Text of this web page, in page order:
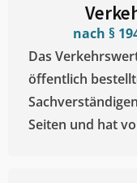
nach §
Das
öffentlich
Seiten und hat